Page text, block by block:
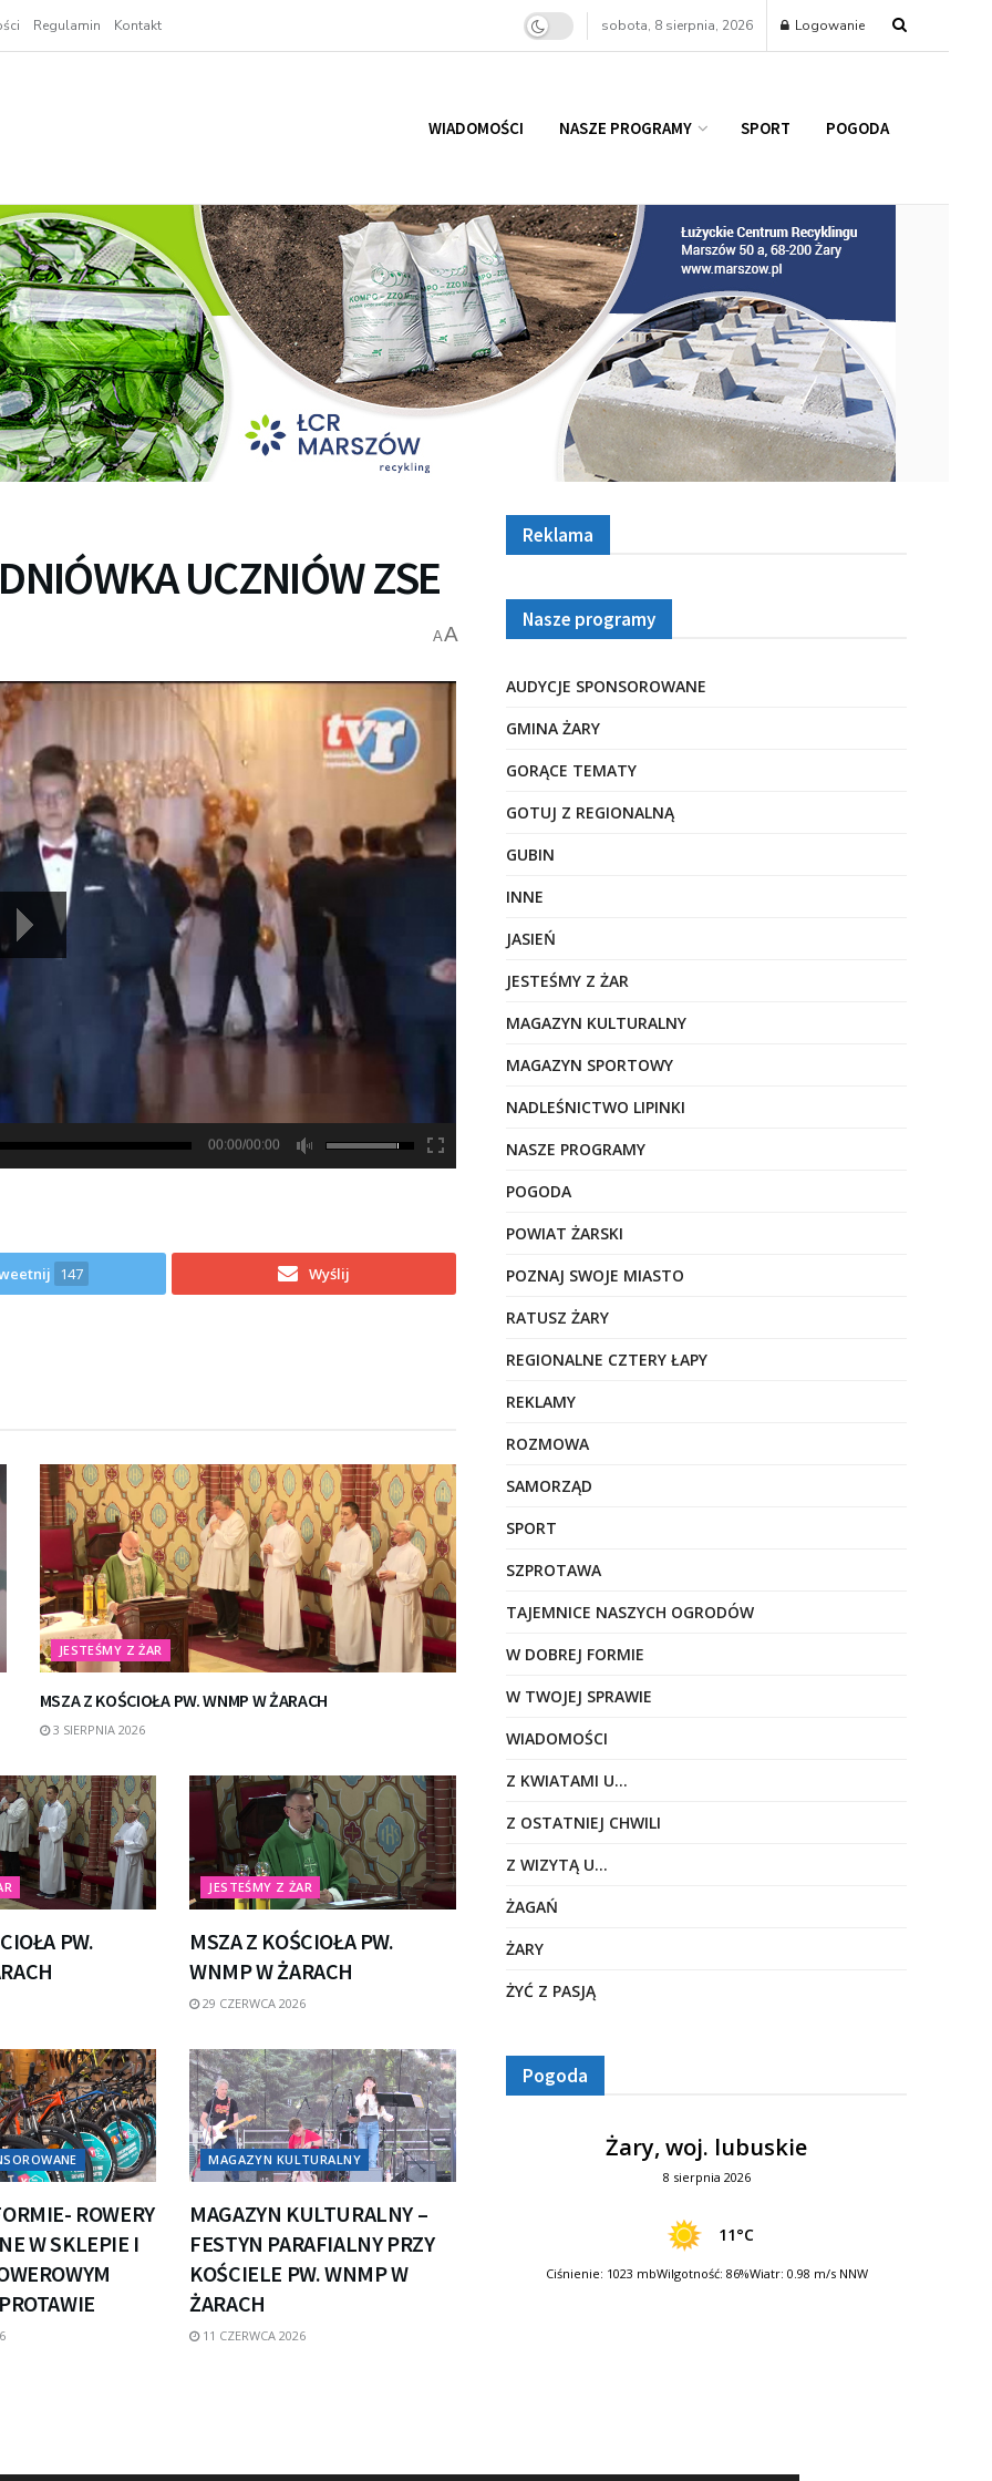
Regulamin Kontakt sobota, 8 sierpnia, 2026 Logowanie
WIADOMOŚCI NASZE PROGRAMY SPORT POGODA
UCZNIÓW ZSE
AA
00:00/00:00
147 Wyślij
JESTEŚMY Z ŻAR
MSZA Z KOŚCIOŁA PW. WNMP W ŻARACH
3 SIERPNIA 2026
PW.
JESTEŚMY Z ŻAR
MSZA Z KOŚCIOŁA PW.
WNMP W ŻARACH
29 CZERWCA 2026
ROWERY
W SKLEPIE I
MAGAZYN KULTURALNY
MAGAZYN KULTURALNY –
FESTYN PARAFIALNY PRZY
KOŚCIELE PW. WNMP W
ŻARACH
11 CZERWCA 2026
Reklama
Nasze programy
AUDYCJE SPONSOROWANE
GMINA ŻARY
GORĄCE TEMATY
GOTUJ Z REGIONALNĄ
GUBIN
INNE
JASIEŃ
JESTEŚMY Z ŻAR
MAGAZYN KULTURALNY
MAGAZYN SPORTOWY
NADLEŚNICTWO LIPINKI
NASZE PROGRAMY
POGODA
POWIAT ŻARSKI
POZNAJ SWOJE MIASTO
RATUSZ ŻARY
REGIONALNE CZTERY ŁAPY
REKLAMY
ROZMOWA
SAMORZĄD
SPORT
SZPROTAWA
TAJEMNICE NASZYCH OGRODÓW
W DOBREJ FORMIE
W TWOJEJ SPRAWIE
WIADOMOŚCI
Z KWIATAMI U…
Z OSTATNIEJ CHWILI
Z WIZYTĄ U…
ŻAGAŃ
ŻARY
ŻYĆ Z PASJĄ
Pogoda
Żary, woj. lubuskie
8 sierpnia 2026
11°C
Ciśnienie: 1023 mbWilgotność: 86%Wiatr: 0.98 m/s NNW